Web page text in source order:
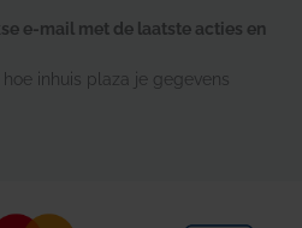
e-mail met de laatste acties en
hoe inhuis plaza je gegevens